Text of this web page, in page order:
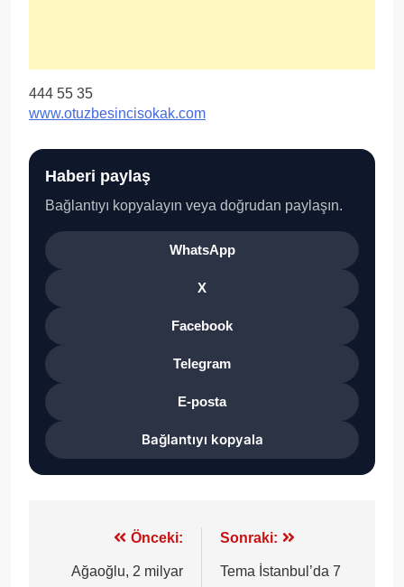
444 55 35
www.otuzbesincisokak.com
Haberi paylaş
Bağlantıyı kopyalayın veya doğrudan paylaşın.
WhatsApp
X
Facebook
Telegram
E-posta
Bağlantıyı kopyala
gezinmesi
Önceki:
Ağaoğlu, 2 milyar
Sonraki:
Tema İstanbul’da 7